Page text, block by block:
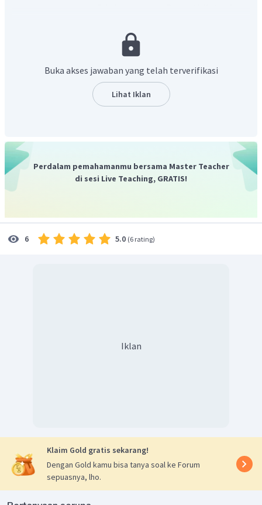
bernama Kern. Nama Sriwijaya sendiri mulanya
diidentifikasi sebagai nama seorang raja. Kemudian
sebuah wanua 'daerah' bernama Sriwijaya pada tanggal 16
Juni 682 (konversi masehi). Selain itu, ada prasasti Telaga
Batu yang menyebut struktur wilayah dan struktur
Sriksetra. Penemuan prasasti terbaru adalah prasasti Kota
Kapur II, Baturaja, dan Siddhayatra.
Dengan demikian, jawaban yang paling tepat adalah B.
Buka akses jawaban yang telah terverifikasi
Lihat Iklan
Perdalam pemahamanmu bersama Master Teacher
di sesi Live Teaching, GRATIS!
6 5.0 (6 rating)
Iklan
Klaim Gold gratis sekarang!
Dengan Gold kamu bisa tanya soal ke Forum
sepuasnya, lho.